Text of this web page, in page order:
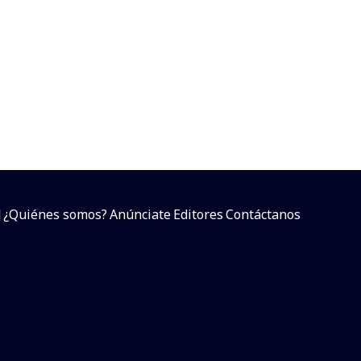
¿Quiénes somos?AnúnciateEditoresContáctanos